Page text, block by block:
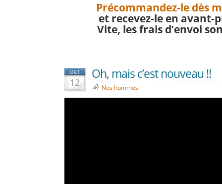
Précommandez-le dès
et recevez-le en avant-
Vite, les frais d’envoi
OCT
12
Oh, mais c’est nouveau !!
Nos hommes